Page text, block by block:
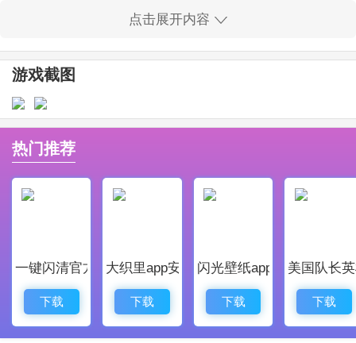
们的喜爱，喜欢就来玩吧。
最终幻想纷争手游优势
1、游戏将会提供超过20位来自过去《最终幻想》系列游
戏中的角色。
2、你并不需要使用gacha系统来获得这些角色，而是通
过推动故事主线剧情来得到他们。
3、在这款游戏中，绝大多数著名的《最终幻想》角色都
1、游戏基于《最终幻想：纷争》制作，集结了众多《最
终幻想》系列的明星人物
2、游戏将采用回合制的战斗方式，队伍的状态条上显示
点击展开内容
游戏截图
热门推荐
一键闪清官方最新版
下载
大织里app安卓版
下载
闪光壁纸app安卓最新版
下载
美国队长
下载